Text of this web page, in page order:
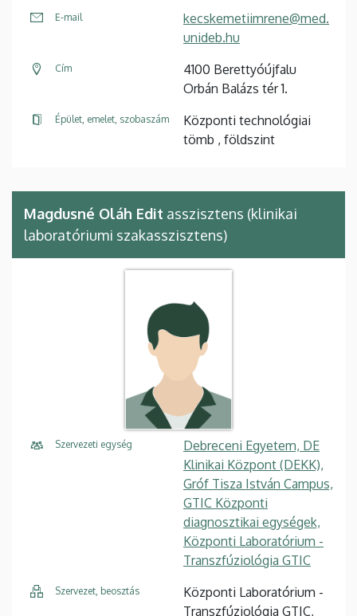
E-mail
kecskemetiimrene@med.
unideb.hu
Cím
4100 Berettyóújfalu
Orbán Balázs tér 1.
Épület, emelet, szobaszám
Központi technológiai
tömb , földszint
Magdusné Oláh Edit asszisztens (klinikai
laboratóriumi szakasszisztens)
Szervezeti egység
Debreceni Egyetem, DE
Klinikai Központ (DEKK),
Gróf Tisza István Campus,
GTIC Központi
diagnosztikai egységek,
Központi Laboratórium -
Transzfúziológia GTIC
Szervezet, beosztás
Központi Laboratórium -
Transzfúziológia GTIC,